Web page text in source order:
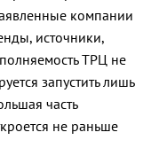
компании
источники,
ТРЦ не
запустить лишь
часть
не раньше